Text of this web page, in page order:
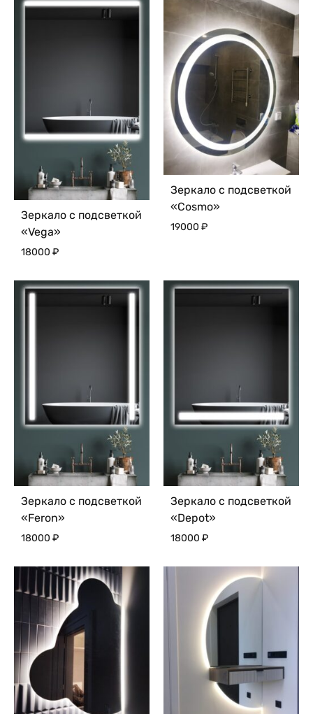
Зеркало с подсветкой
«Vega»
18000 ₽
Зеркало с подсветкой
«Cosmo»
19000 ₽
Зеркало с подсветкой
«Feron»
18000 ₽
Зеркало с подсветкой
«Depot»
18000 ₽